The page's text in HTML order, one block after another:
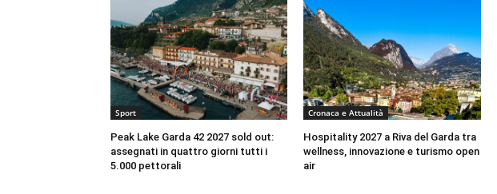
Sport
Peak Lake Garda 42 2027 sold out:
assegnati in quattro giorni tutti i
5.000 pettorali
Cronaca e Attualità
Hospitality 2027 a Riva del Garda tra
wellness, innovazione e turismo open
air